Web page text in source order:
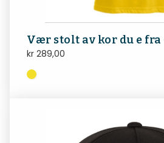
kr 289,00